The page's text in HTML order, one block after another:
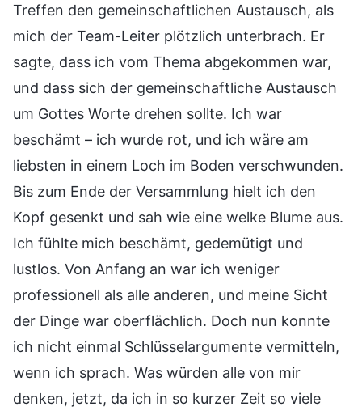
Treffen den gemeinschaftlichen Austausch, als
mich der Team-Leiter plötzlich unterbrach. Er
sagte, dass ich vom Thema abgekommen war,
und dass sich der gemeinschaftliche Austausch
um Gottes Worte drehen sollte. Ich war
beschämt – ich wurde rot, und ich wäre am
liebsten in einem Loch im Boden verschwunden.
Bis zum Ende der Versammlung hielt ich den
Kopf gesenkt und sah wie eine welke Blume aus.
Ich fühlte mich beschämt, gedemütigt und
lustlos. Von Anfang an war ich weniger
professionell als alle anderen, und meine Sicht
der Dinge war oberflächlich. Doch nun konnte
ich nicht einmal Schlüsselargumente vermitteln,
wenn ich sprach. Was würden alle von mir
denken, jetzt, da ich in so kurzer Zeit so viele